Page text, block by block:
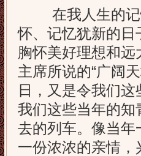
在我人生的记
怀、记忆犹新的日
胸怀美好理想和
主席所说的“广阔
日，又是令我们
我们这些当年的知
去的列车。像当
一份浓浓的亲情，